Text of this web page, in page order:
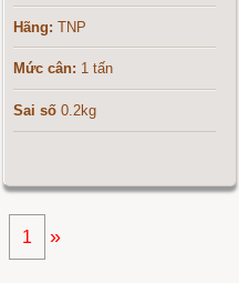
Hãng: TNP
Mức cân: 1 tấn
Sai số 0.2kg
1 »